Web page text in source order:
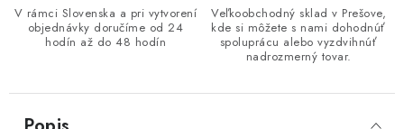
V rámci Slovenska a pri vytvorení
objednávky doručíme od 24
hodín až do 48 hodín
Veľkoobchodný sklad v Prešove,
kde si môžete s nami dohodnúť
spoluprácu alebo vyzdvihnúť
nadrozmerný tovar.